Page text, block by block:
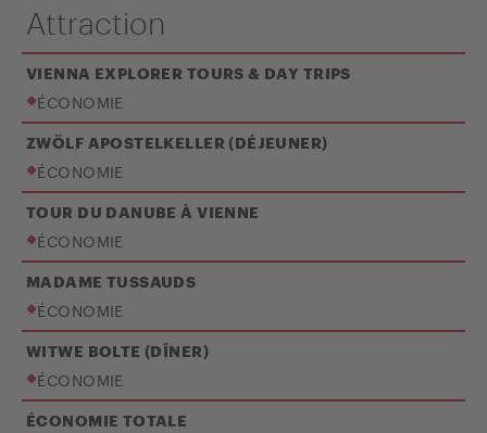
Attraction
VIENNA EXPLORER TOURS & DAY TRIPS
ÉCONOMIE
ZWÖLF APOSTELKELLER (DÉJEUNER)
ÉCONOMIE
TOUR DU DANUBE À VIENNE
ÉCONOMIE
MADAME TUSSAUDS
ÉCONOMIE
WITWE BOLTE (DÎNER)
ÉCONOMIE
ÉCONOMIE TOTALE